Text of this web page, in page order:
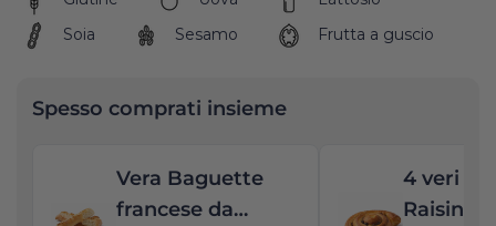
Soia
Sesamo Frutta a guscio
Spesso comprati insieme
Vera Baguette
francese da
4 veri
Raisin